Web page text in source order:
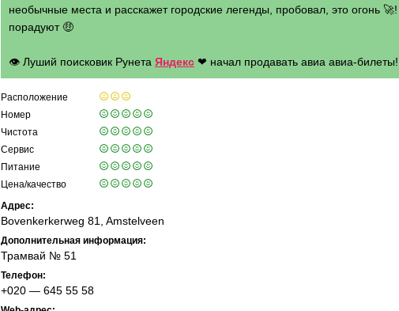
необычные места и расскажет городские легенды, пробовал, это огонь
порадуют 🤑
👁 Луший поисковик Рунета Яндекс ❤ начал продавать авиа авиа-
Расположение
Номер
Чистота
Сервис
Питание
Цена/качество
Адрес:
Bovenkerkerweg 81, Amstelveen
Дополнительная информация:
Трамвай № 51
Телефон:
+020 — 645 55 58